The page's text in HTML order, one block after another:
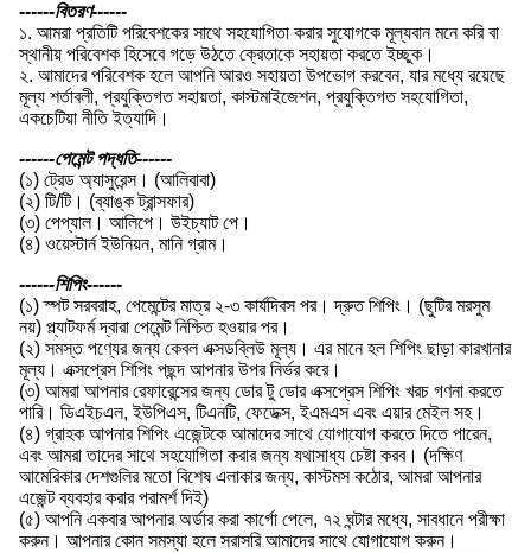
------বিতরণ------
১. আমরা প্রতিটি পরিবেশকের সাথে সহযোগিতা করার সুযোগকে মূল্যবান মনে করি বা
স্থানীয় পরিবেশক হিসেবে গড়ে উঠতে ক্রেতাকে সহায়তা করতে ইচ্ছুক।
২. আমাদের পরিবেশক হলে আপনি আরও সহায়তা উপভোগ করবেন, যার মধ্যে রয়েছে
মূল্য শর্তাবলী, প্রযুক্তিগত সহায়তা, কাস্টমাইজেশন, প্রযুক্তিগত সহযোগিতা,
একচেটিয়া নীতি ইত্যাদি।
------পেমেন্ট পদ্ধতি------
(১) ট্রেড অ্যাসুরেন্স। (আলিবাবা)
(২) টি/টি। (ব্যাঙ্ক ট্রান্সফার)
(৩) পেপ্যাল। আলিপে। উইচ্যাট পে।
(৪) ওয়েস্টার্ন ইউনিয়ন, মানি গ্রাম।
------শিপিং------
(১) স্পট সরবরাহ, পেমেন্টের মাত্র ২-৩ কার্যদিবস পর। দ্রুত শিপিং। (ছুটির মরসুম
নয়) প্ল্যাটফর্ম দ্বারা পেমেন্ট নিশ্চিত হওয়ার পর।
(২) সমস্ত পণ্যের জন্য কেবল এক্সডব্লিউ মূল্য। এর মানে হল শিপিং ছাড়া কারখানার
মূল্য। এক্সপ্রেস শিপিং পছন্দ আপনার উপর নির্ভর করে।
(৩) আমরা আপনার রেফারেন্সের জন্য ডোর টু ডোর এক্সপ্রেস শিপিং খরচ গণনা করতে
পারি। ডিএইচএল, ইউপিএস, টিএনটি, ফেডেক্স, ইএমএস এবং এয়ার মেইল সহ।
(৪) গ্রাহক আপনার শিপিং এজেন্টকে আমাদের সাথে যোগাযোগ করতে দিতে পারেন,
এবং আমরা তাদের সাথে সহযোগিতা করার জন্য যথাসাধ্য চেষ্টা করব। (দক্ষিণ
আমেরিকার দেশগুলির মতো বিশেষ এলাকার জন্য, কাস্টমস কঠোর, আমরা আপনার
এজেন্ট ব্যবহার করার পরামর্শ দিই)
(৫) আপনি একবার আপনার অর্ডার করা কার্গো পেলে, ৭২ ঘন্টার মধ্যে, সাবধানে পরীক্ষা
করুন। আপনার কোন সমস্যা হলে সরাসরি আমাদের সাথে যোগাযোগ করুন।